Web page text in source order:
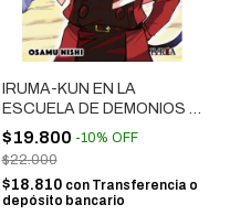
IRUMA-KUN EN LA
ESCUELA DE DEMONIOS #
16
$19.800 -10% OFF
$22.000
$18.810 con Transferencia o
depósito bancario